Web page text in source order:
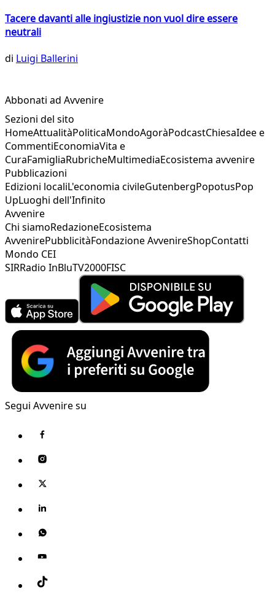
Tacere davanti alle ingiustizie non vuol dire essere
neutrali
di Luigi Ballerini
Abbonati ad Avvenire
Sezioni del sito
HomeAttualitàPoliticaMondoAgoràPodcastChiesaIdee e
CommentiEconomiaVita e
CuraFamigliaRubricheMultimediaEcosistema avvenire
Pubblicazioni
Edizioni localiL'economia civileGutenbergPopotusPop
UpLuoghi dell'Infinito
Avvenire
Chi siamoRedazioneEcosistema
AvvenirePubblicitàFondazione AvvenireShopContatti
Mondo CEI
SIRRadio InBluTV2000FISC
Segui Avvenire su